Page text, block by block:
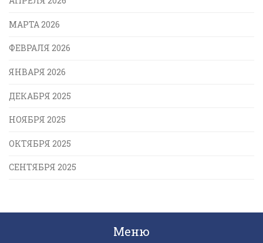
МАРТА 2026
ФЕВРАЛЯ 2026
ЯНВАРЯ 2026
ДЕКАБРЯ 2025
НОЯБРЯ 2025
ОКТЯБРЯ 2025
СЕНТЯБРЯ 2025
Меню